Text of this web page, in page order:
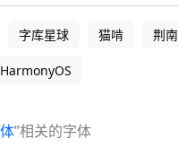
字库星球 猫啃 荆南
HarmonyOS
”相关的字体